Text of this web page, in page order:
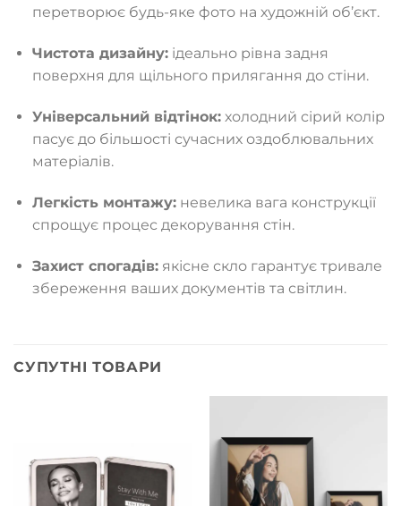
перетворює будь-яке фото на художній об’єкт.
Чистота дизайну:ідеально рівна задня
поверхня для щільного прилягання до стіни.
Універсальний відтінок:холодний сірий колір
пасує до більшості сучасних оздоблювальних
матеріалів.
Легкість монтажу:невелика вага конструкції
спрощує процес декорування стін.
Захист спогадів:якісне скло гарантує тривале
збереження ваших документів та світлин.
СУПУТНІ ТОВАРИ